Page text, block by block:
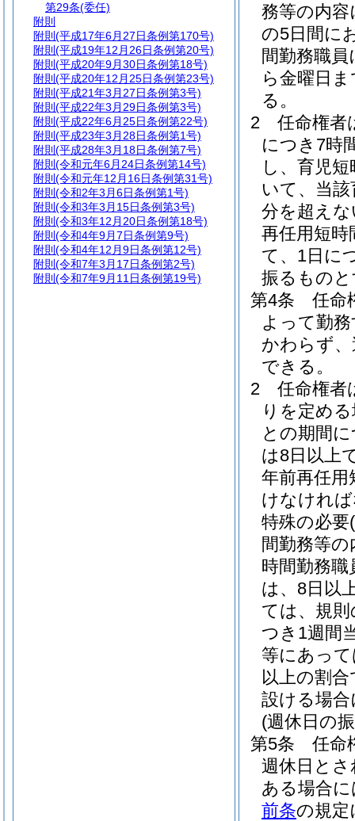
務等の内
の5日間に
間勤務職
ら金曜日
る。
2
任命権者
につき7時
し、育児
いて、当
分を超え
再任用短
て、1日に
振るもの
第4条
任命
よって勤
かわらず
できる。
2
任命権者
りを定め
との期間
は8日以上
年前再任用
けなけれ
特殊の必要
間勤務等の
時間勤務
は、8日以
ては、規
つき1週間
等にあっ
以上の割
設ける場
(週休日の
第5条
任命
週休日と
ある場合
前条の規定
第29条(委任)
附則
附則 (平成17年6月27日条例第170号)
附則 (平成19年12月26日条例第20号)
附則 (平成20年9月30日条例第18号)
附則 (平成20年12月25日条例第23号)
附則 (平成21年3月27日条例第3号)
附則 (平成22年3月29日条例第3号)
附則 (平成22年6月25日条例第22号)
附則 (平成23年3月28日条例第1号)
附則 (平成28年3月18日条例第7号)
附則 (令和元年6月24日条例第14号)
附則 (令和元年12月16日条例第31号)
附則 (令和2年3月6日条例第1号)
附則 (令和3年3月15日条例第3号)
附則 (令和3年12月20日条例第18号)
附則 (令和4年9月7日条例第9号)
附則 (令和4年12月9日条例第12号)
附則 (令和7年3月17日条例第2号)
附則 (令和7年9月11日条例第19号)